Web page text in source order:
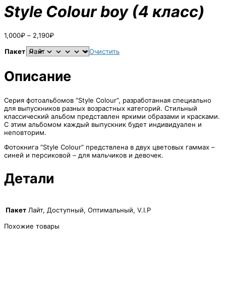
Style Colour boy (4 класс)
1,000₽ – 2,190₽Диапазон
1,000₽
–
Пакет Очистить
Описание
Серия фотоальбомов “Style Colour”, разработанная специально
для выпускников разных возрастных категорий. Стильный
классический альбом представлен яркими образами и красками.
С этим альбомом каждый выпускник будет индивидуален и
неповторим.
Фотокнига “Style Colour” предствлена в двух цветовых гаммах –
синей и персиковой – для мальчиков и девочек.
Детали
Пакет Лайт, Доступный, Оптимальный, V.I.P
Похожие товары